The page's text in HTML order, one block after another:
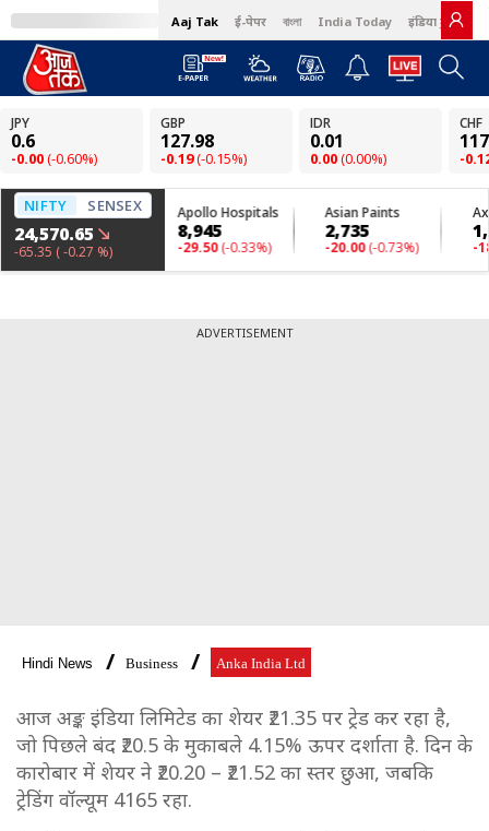
Aaj Tak ई-पेपर বাংলা India Today इंडिया टुडे हिंदी
ADVERTISEMENT
Hindi News Business Anka India Ltd
आज अङ्क इंडिया लिमिटेड का शेयर ₹21.35 पर ट्रेड कर रहा है,
जो पिछले बंद ₹20.5 के मुकाबले 4.15% ऊपर दर्शाता है. दिन के
कारोबार में शेयर ने ₹20.20 – ₹21.52 का स्तर छुआ, जबकि
ट्रेडिंग वॉल्यूम 4165 रहा.